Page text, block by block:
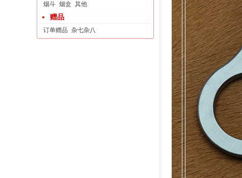
烟斗 烟盒 其他
赠品
订单赠品 杂七杂八